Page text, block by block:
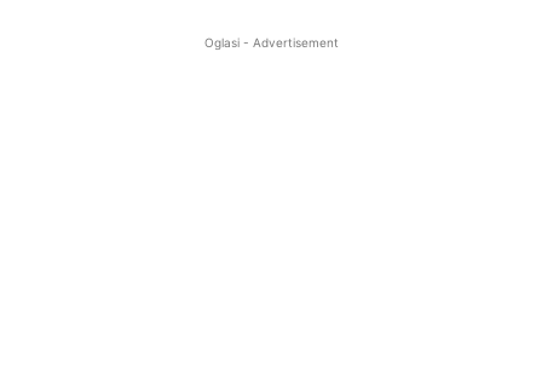
Oglasi - Advertisement